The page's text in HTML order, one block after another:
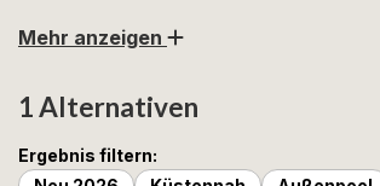
atmosphere await you!
Hasle Marina has a unique location in
you can stay in modern holiday
Mehr anzeigen
1 Alternativen
Ergebnis filtern: